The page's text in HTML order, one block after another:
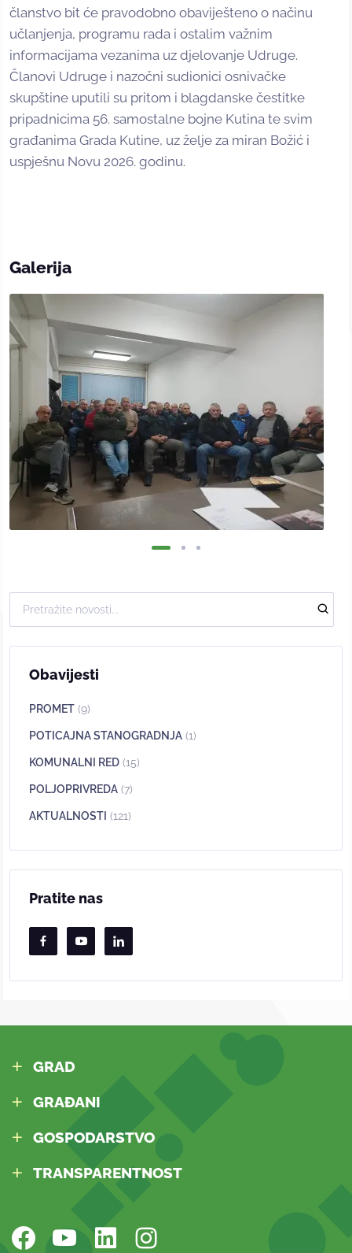
članstvo bit će pravodobno obaviješteno o načinu
učlanjenja, programu rada i ostalim važnim
informacijama vezanima uz djelovanje Udruge.
Članovi Udruge i nazočni sudionici osnivačke
skupštine uputili su pritom i blagdanske čestitke
pripadnicima 56. samostalne bojne Kutina te svim
građanima Grada Kutine, uz želje za miran Božić i
uspješnu Novu 2026. godinu.
Galerija
Obavijesti
PROMET (9)
POTICAJNA STANOGRADNJA (1)
KOMUNALNI RED (15)
POLJOPRIVREDA (7)
AKTUALNOSTI (121)
Pratite nas
GRAD
GRAĐANI
GOSPODARSTVO
TRANSPARENTNOST